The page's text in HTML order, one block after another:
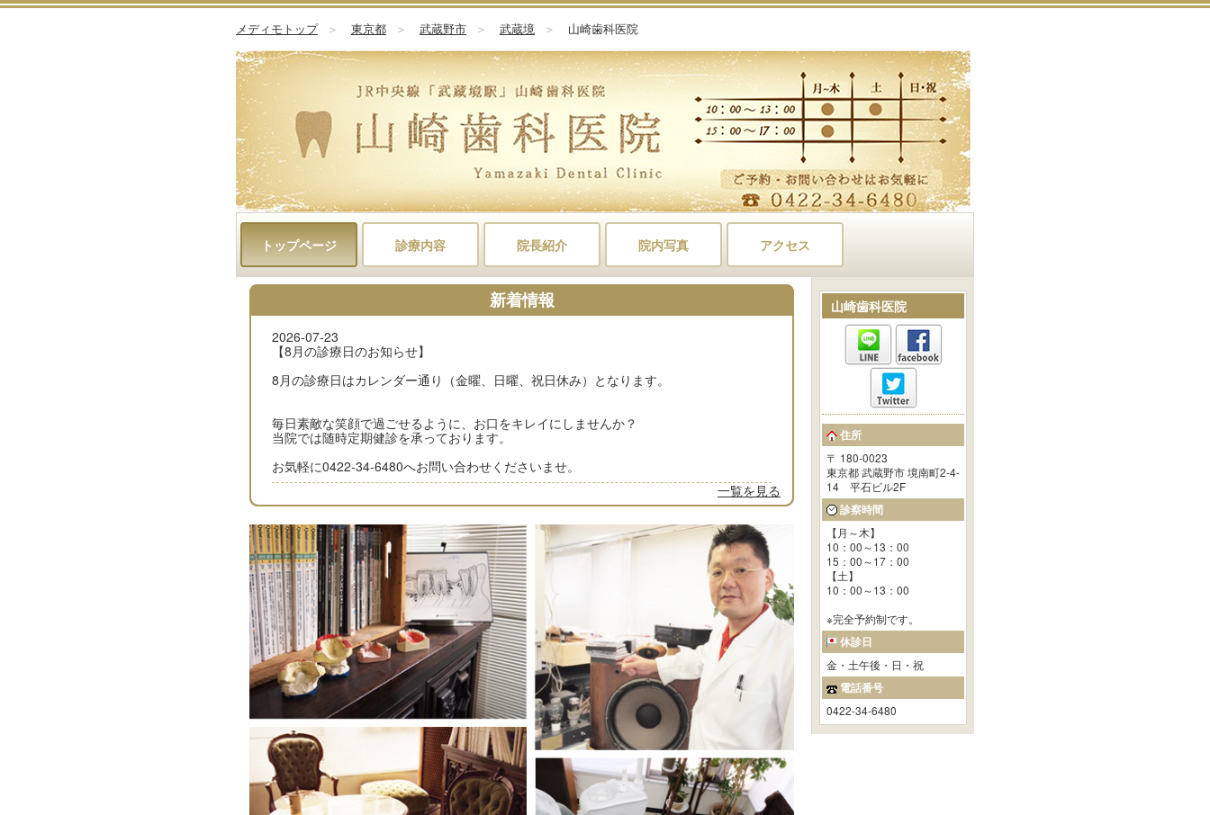
メディモトップ ＞ 東京都 ＞ 武蔵野市 ＞ 武蔵境 ＞ 山崎歯科医院
トップページ 診療内容 院長紹介 院内写真 アクセス
新着情報
2026-07-23
【8月の診療日のお知らせ】
8月の診療日はカレンダー通り（金曜、日曜、祝日休み）となります。
毎日素敵な笑顔で過ごせるように、お口をキレイにしませんか？
当院では随時定期健診を承っております。
お気軽に0422-34-6480へお問い合わせくださいませ。
一覧を見る
山崎歯科医院
住所
〒 180-0023
東京都 武蔵野市 境南町2-4-
14 平石ビル2F
診察時間
【月～木】
10：00～13：00
15：00～17：00
【土】
10：00～13：00
※完全予約制です。
休診日
金・土午後・日・祝
電話番号
0422-34-6480